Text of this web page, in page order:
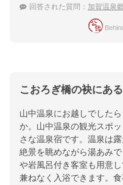
回答された質問： 加賀温泉郷の
こおろぎ橋の袂にあ
山中温泉にお越しでした
か。山中温泉の観光スポ
さな温泉宿です。温泉は
絶景を眺めながら湯あみ
や岩風呂付き客室も用意
兼ねなく入浴できます。